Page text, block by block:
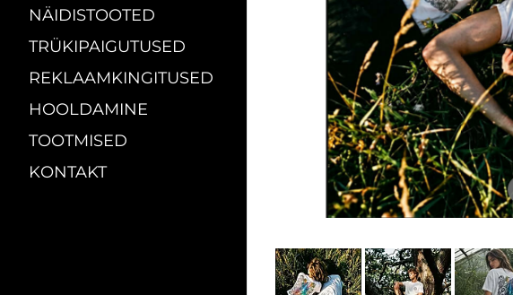
NÄIDISTOOTED
TRÜKIPAIGUTUSED
REKLAAMKINGITUSED
HOOLDAMINE
TOOTMISED
KONTAKT